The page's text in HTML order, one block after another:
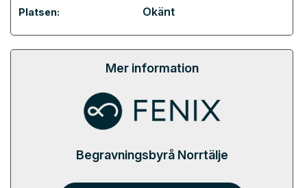
Platsen: Okänt
Mer information
Begravningsbyrå Norrtälje